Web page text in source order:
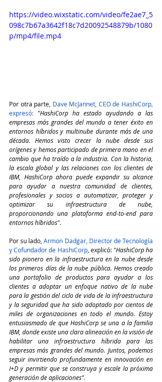
https://video.wixstatic.com/video/fe2ae7_5
098c7b67a3642f18c7d20092548879b/1080
p/mp4/file.mp4
Por otra parte, Dave McJannet, CEO de HashiCorp,
expresó: "HashiCorp ha estado ayudando a las
empresas más grandes del mundo a tener éxito en
entornos híbridos y multinube durante más de una
década. Hemos visto crecer la nube desde sus
orígenes y hemos participado de primera mano en el
cambio que ha traído a la industria. Con la historia,
la escala global y las relaciones con los clientes de
IBM, HashiCorp ahora puede expandir su alcance
para ayudar a nuestra comunidad de clientes,
profesionales y socios a automatizar, proteger y
optimizar su infraestructura de nube,
proporcionando una plataforma end-to-end para
entornos híbridos".
Por su lado, Armon Dadgar, Director de Tecnología
y Cofundador de HashiCorp, explicó: "HashiCorp ha
sido pionero en la infraestructura en la nube desde
los primeros días de la nube pública. Hemos creado
una portafolio de productos para ayudar a los
clientes a adoptar un enfoque nativo de la nube
para la gestión del ciclo de vida de la infraestructura
y la seguridad que ha sido adoptado por cientos de
miles de organizaciones en todo el mundo. Estoy
entusiasmado de que HashiCorp se una a la familia
IBM, donde existe una clara alineación en la visión de
habilitar una infraestructura híbrida para las
empresas más grandes del mundo. Juntos, podemos
seguir invirtiendo profundamente en innovación en
I+D y permitir que se construya y escale la próxima
generación de aplicaciones”.